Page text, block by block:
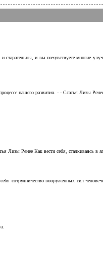
и вы почувствуете многие
нашего развития. - - Статья Лизы
Лизы Ренее Как вести себя, сталкиваясь в
сотрудничество вооруженных сил